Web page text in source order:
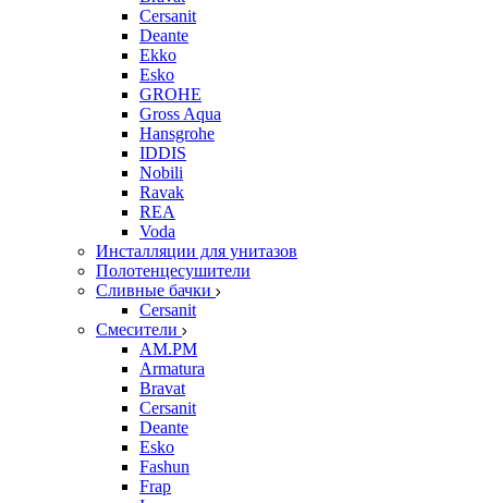
Cersanit
Deante
Ekko
Esko
GROHE
Gross Aqua
Hansgrohe
IDDIS
Nobili
Ravak
REA
Voda
Инсталляции для унитазов
Полотенцесушители
Сливные бачки
Cersanit
Смесители
AM.PM
Armatura
Bravat
Cersanit
Deante
Esko
Fashun
Frap